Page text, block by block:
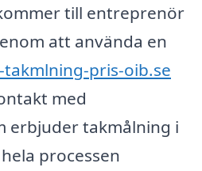
till entreprenör
att använda en
takmlning-pris-oib.se
med
erbjuder takmålning i
processen